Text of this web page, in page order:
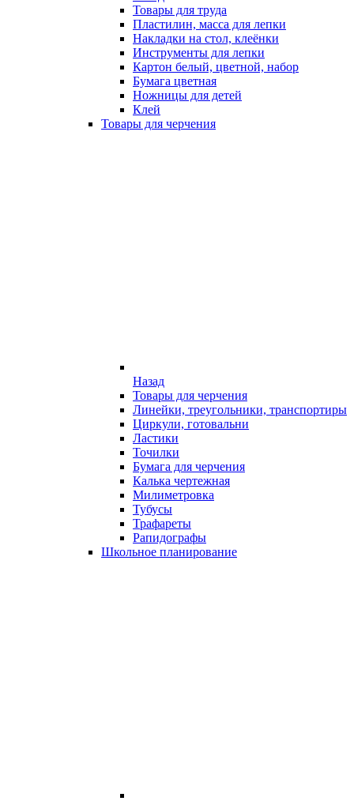
Товары для труда
Пластилин, масса для лепки
Накладки на стол, клеёнки
Инструменты для лепки
Картон белый, цветной, набор
Бумага цветная
Ножницы для детей
Клей
Товары для черчения
Назад
Товары для черчения
Линейки, треугольники, транспортиры
Циркули, готовальни
Ластики
Точилки
Бумага для черчения
Калька чертежная
Милиметровка
Тубусы
Трафареты
Рапидографы
Школьное планирование